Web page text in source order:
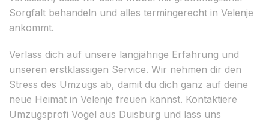
Sorgfalt behandeln und alles termingerecht in Velenje
ankommt.
Verlass dich auf unsere langjährige Erfahrung und
unseren erstklassigen Service. Wir nehmen dir den
Stress des Umzugs ab, damit du dich ganz auf deine
neue Heimat in Velenje freuen kannst. Kontaktiere
Umzugsprofi Vogel aus Duisburg und lass uns